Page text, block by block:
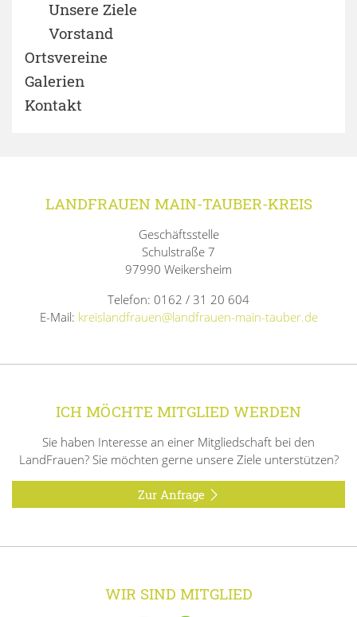
Unsere Ziele
Vorstand
Ortsvereine
Galerien
Kontakt
LANDFRAUEN MAIN-TAUBER-KREIS
Geschäftsstelle
Schulstraße 7
97990 Weikersheim
Telefon: 0162 / 31 20 604
E-Mail: kreislandfrauen@landfrauen-main-tauber.de
ICH MÖCHTE MITGLIED WERDEN
Sie haben Interesse an einer Mitgliedschaft bei den
LandFrauen? Sie möchten gerne unsere Ziele unterstützen?
Zur Anfrage
WIR SIND MITGLIED